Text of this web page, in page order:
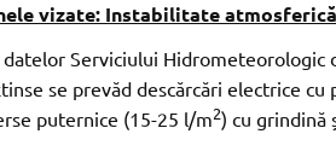
vizate: Instabilitate
Serviciului Hidrometeorologic
se prevăd descărcări electrice cu
puternice (15-25 l/m2) cu grindină